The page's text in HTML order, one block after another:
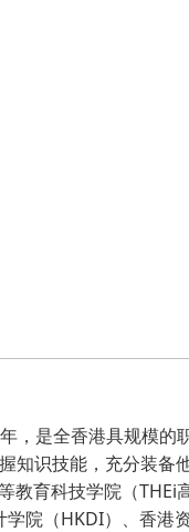
，是全香港具规模
知识技能，充分装
教育科技学院（
院（HKDI）、香